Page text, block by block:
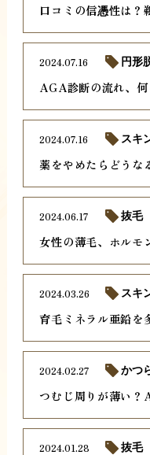
口コミの信憑性は？
AGA診断の流れ、何
2024.07.16 円形
薬をやめたらどうな
2024.07.16 スキ
女性の薄毛、ホルモ
2024.06.17 抜毛
育毛ミネラル亜鉛を
2024.03.26 スキ
つむじ周りが薄い？
2024.02.27 かつ
2024.01.28 抜毛